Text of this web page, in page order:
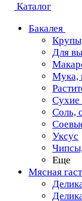
Каталог
Бакалея
Для
Мука,
Сухие
Соль,
Уксус
Еще
Мясная